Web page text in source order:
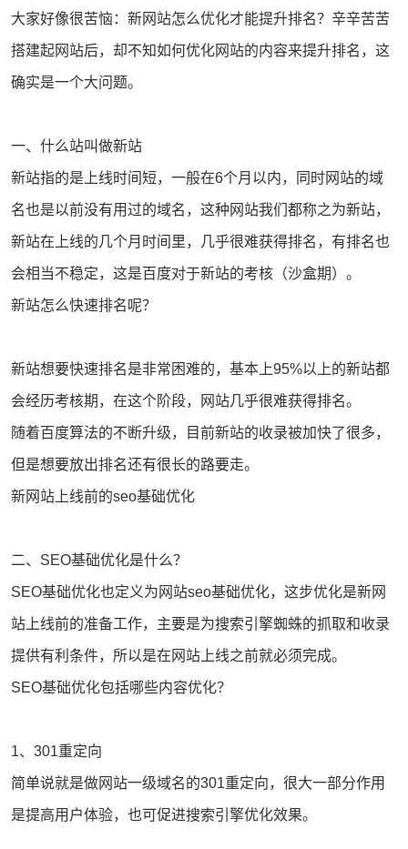
大家好像很苦恼：新网站怎么优化才能提升排名？辛辛苦苦
搭建起网站后，却不知如何优化网站的内容来提升排名，这
确实是一个大问题。
一、什么站叫做新站
新站指的是上线时间短，一般在6个月以内，同时网站的域
名也是以前没有用过的域名，这种网站我们都称之为新站，
新站在上线的几个月时间里，几乎很难获得排名，有排名也
会相当不稳定，这是百度对于新站的考核（沙盒期）。
新站怎么快速排名呢？
新站想要快速排名是非常困难的，基本上95%以上的新站都
会经历考核期，在这个阶段，网站几乎很难获得排名。
随着百度算法的不断升级，目前新站的收录被加快了很多，
但是想要放出排名还有很长的路要走。
新网站上线前的seo基础优化
二、SEO基础优化是什么？
SEO基础优化也定义为 网站seo基础优化，这步优化是新网
站上线前的准备工作，主要是为搜索引擎蜘蛛的抓取和收录
提供有利条件，所以是在网站上线之前就必须完成。
SEO基础优化包括哪些内容优化？
1、301重定向
简单说就是做网站一级域名的301重定向，很大一部分作用
是提高用户体验，也可促进搜索引擎优化效果。